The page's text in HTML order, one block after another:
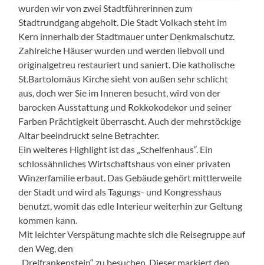
wurden wir von zwei Stadtführerinnen zum
Stadtrundgang abgeholt. Die Stadt Volkach steht im
Kern innerhalb der Stadtmauer unter Denkmalschutz.
Zahlreiche Häuser wurden und werden liebvoll und
originalgetreu restauriert und saniert. Die katholische
St.Bartolomäus Kirche sieht von außen sehr schlicht
aus, doch wer Sie im Inneren besucht, wird von der
barocken Ausstattung und Rokkokodekor und seiner
Farben Prächtigkeit überrascht. Auch der mehrstöckige
Altar beeindruckt seine Betrachter.
Ein weiteres Highlight ist das „Schelfenhaus“. Ein
schlossähnliches Wirtschaftshaus von einer privaten
Winzerfamilie erbaut. Das Gebäude gehört mittlerweile
der Stadt und wird als Tagungs- und Kongresshaus
benutzt, womit das edle Interieur weiterhin zur Geltung
kommen kann.
Mit leichter Verspätung machte sich die Reisegruppe auf
den Weg, den
„Dreifrankenstein“ zu besuchen. Dieser markiert den